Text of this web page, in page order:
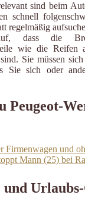
sind beim
schnell
regelmäßig
dass die
wie die Reifen
Sie müssen
Sie sich oder
Peugeot-
Firmenwagen und
Mann (25) bei